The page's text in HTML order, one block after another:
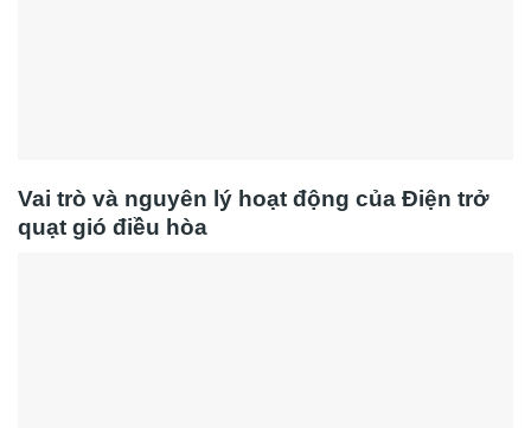
Vai trò và nguyên lý hoạt động của Điện trở
quạt gió điều hòa